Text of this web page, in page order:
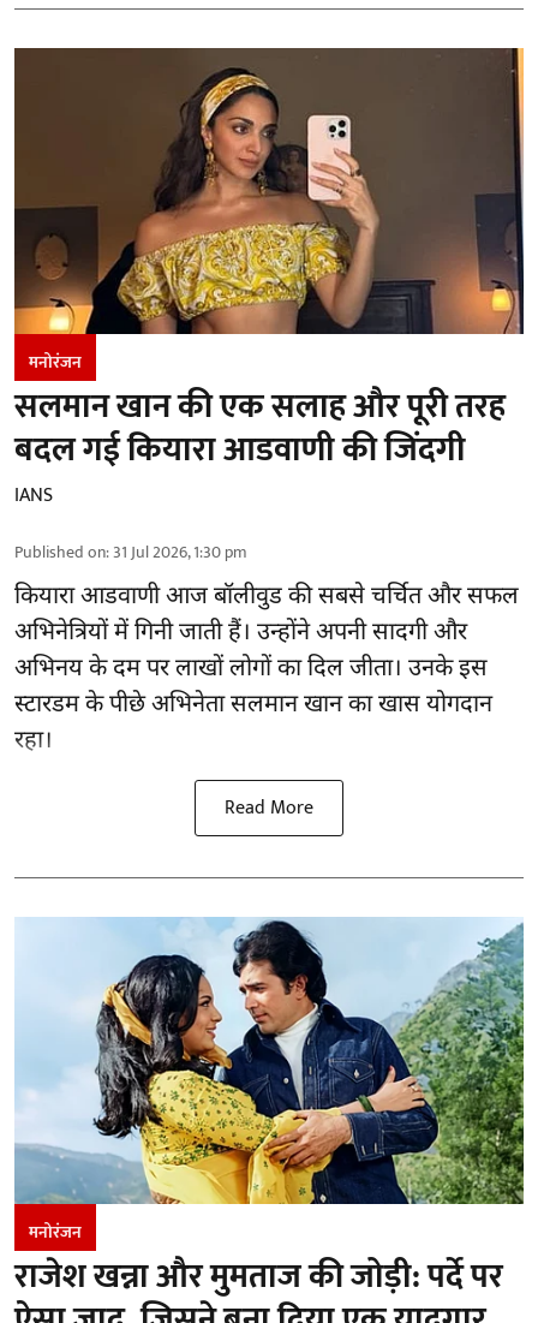
मनोरंजन
सलमान खान की एक सलाह और पूरी तरह
बदल गई कियारा आडवाणी की जिंदगी
IANS
Published on:31 Jul 2026, 1:30 pm
कियारा आडवाणी आज बॉलीवुड की सबसे चर्चित और सफल
अभिनेत्रियों में गिनी जाती हैं। उन्होंने अपनी सादगी और
अभिनय के दम पर लाखों लोगों का दिल जीता। उनके इस
स्टारडम के पीछे अभिनेता सलमान खान का खास योगदान
रहा।
Read More
मनोरंजन
राजेश खन्ना और मुमताज की जोड़ी: पर्दे पर